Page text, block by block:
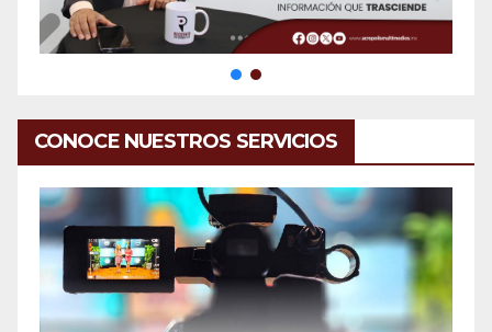
CONOCE NUESTROS SERVICIOS